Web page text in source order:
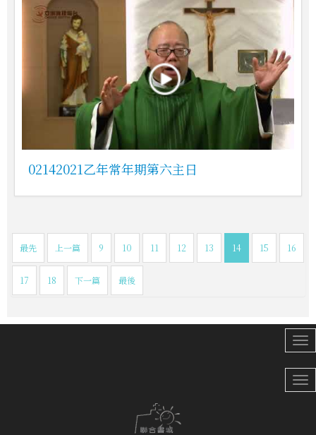
02142021乙年常年期第六主日
最先 上一篇 9 10 11 12 13 14 15 16
17 18 下一篇 最後